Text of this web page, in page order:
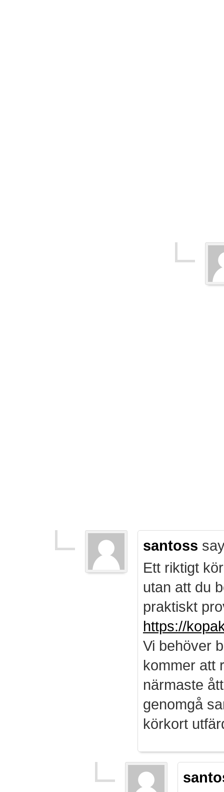
santoss
Ett riktigt
utan att du
praktiskt
https://
Vi behöver
kommer att
närmaste
genomgå
körkort